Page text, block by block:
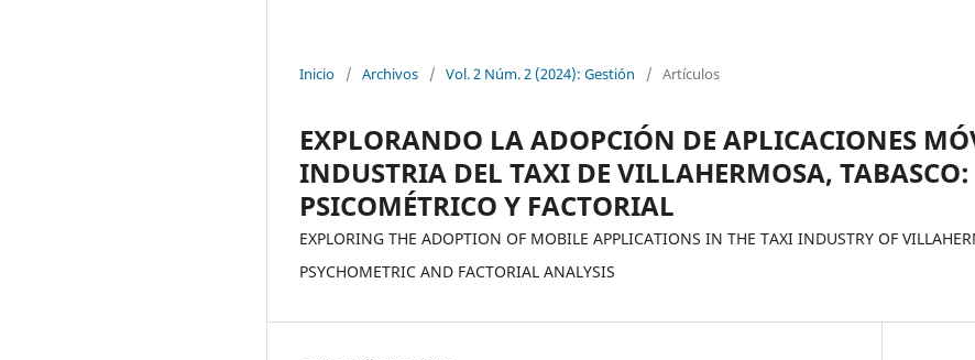
Inicio / Archivos / Vol. 2 Núm. 2 (2024): Gestión / Artículos
EXPLORANDO LA ADOPCIÓN DE APLICACIONES
INDUSTRIA DEL TAXI DE VILLAHERMOSA,
PSICOMÉTRICO Y FACTORIAL
EXPLORING THE ADOPTION OF MOBILE APPLICATIONS IN THE TAXI INDUSTRY OF
PSYCHOMETRIC AND FACTORIAL ANALYSIS